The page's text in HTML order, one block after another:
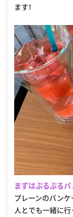
ます！
まずはぷるぷるパ
プレーンのパン
人とでも一緒に行